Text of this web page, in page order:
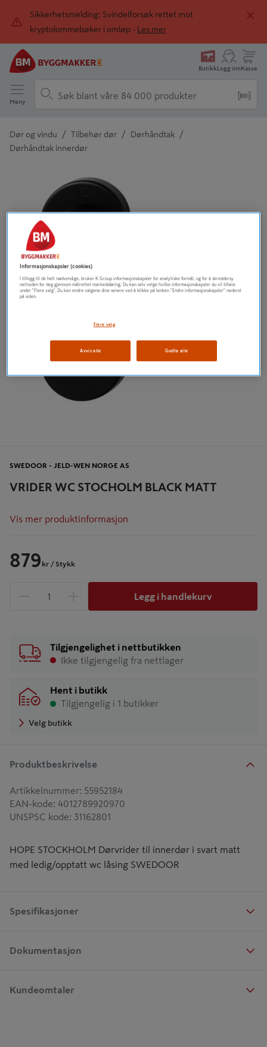
Sikkerhetsmelding: Svindelforsøk rettet mot
kryptolommebøker i omløp -
Les mer
ButikkLogg innKasse
Meny
Dør og vindu / Tilbehør dør / Dørhåndtak /
Dørhåndtak innerdør
VRIDER WC STOCHOLM BLACK MATT
SWEDOOR - JELD-WEN NORGE AS
Vis mer produktinformasjon
879 kr / Stykk
1 produkter
Legg i handlekurv
Tilgjengelighet i nettbutikken
Ikke tilgjengelig fra nettlager
Hent i butikk
Tilgjengelig i 1 butikker
Velg butikk
Produktbeskrivelse
Artikkelnummer: 55952184
EAN-kode: 4012789920970
UNSPSC kode: 31162801
HOPE STOCKHOLM Dørvrider til innerdør i svart matt
med ledig/opptatt wc låsing SWEDOOR
Spesifikasjoner
Dokumentasjon
Kundeomtaler
Informasjonskapsler (cookies)
I tillegg til de helt nødvendige, bruker K Group informasjonskapsler for analytiske formål, og for å skreddersy
nettsiden for deg gjennom målrettet markedsføring. Du kan selv velge hvilke informasjonskapsler du vil tillate
under "Flere valg". Du kan endre valgene dine senere ved å klikke på lenken "Endre informasjonskapsler" nederst
på siden.
Flere valg
Avvis alle Godta alle